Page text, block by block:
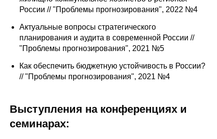
Выпуски
Редакционная этика
Информация для авторов
Общие требования
Стандарты оформления
Семинары
России // "Проблемы прогнозирования", 2022 №4
Актуальные вопросы стратегического
планирования и аудита в современной России //
"Проблемы прогнозирования", 2021 №5
Как обеспечить бюджетную устойчивость в России?
// "Проблемы прогнозирования", 2021 №4
Выступления на конференциях и
семинарах: